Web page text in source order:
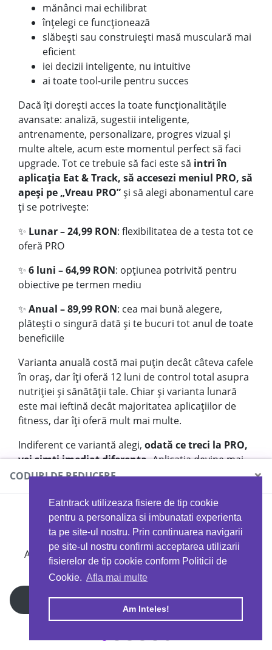
Eatntrack utilizeaza fisiere de tip cookie
pentru a personaliza si imbunatati experienta
ta pe site-ul nostru. Prin continuarea navigarii
pe site-ul nostru confirmi acceptarea utilizarii
fisierelor de tip cookie conform Politicii de
Cookie. Afla mai multe
Am Inteles!
mănânci mai echilibrat
înțelegi ce funcționează
slăbești sau construiești masă musculară mai
eficient
iei decizii inteligente, nu intuitive
ai toate tool-urile pentru succes
Dacă îți dorești acces la toate funcționalitățile
avansate: analiză, sugestii inteligente,
antrenamente, personalizare, progres vizual și
multe altele, acum este momentul perfect să faci
upgrade. Tot ce trebuie să faci este să intri în
aplicația Eat & Track, să accesezi meniul PRO, să
apeși pe „Vreau PRO”și să alegi abonamentul care
ți se potrivește:
✨ Lunar – 24,99 RON: flexibilitatea de a testa tot ce
oferă PRO
✨ 6 luni – 64,99 RON: opțiunea potrivită pentru
obiective pe termen mediu
✨ Anual – 89,99 RON: cea mai bună alegere,
plătești o singură dată și te bucuri tot anul de toate
beneficiile
Varianta anuală costă mai puțin decât câteva cafele
în oraș, dar îți oferă 12 luni de control total asupra
nutriției și sănătății tale. Chiar și varianta lunară
este mai ieftină decât majoritatea aplicațiilor de
fitness, dar îți oferă mult mai multe.
Indiferent ce variantă alegi, odată ce treci la PRO,
vei simți imediat diferența.Aplicația devine mai
utilă și mai personalizată, iar tu devii cea mai bună
impactul este mare, iar diferența dintre varianta
Free și PRO o simți încă din prima zi. Fă upgrade-ul
astăzi și transformă Eat & Track în instrumentul
care te ajută să ajungi acolo unde ți-ai propus mai
repde, mai ușor și mai motivat. 🚀
CODURI DE REDUCERE ×
MYPROTEIN
Ai 40%reducere la orice comandă folosind codul
EATTRACK
Profită acum